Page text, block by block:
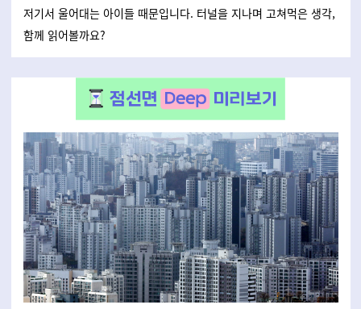
저기서 울어대는 아이들 때문입니다. 터널을 지나며 고쳐먹은 생각,
함께 읽어볼까요?